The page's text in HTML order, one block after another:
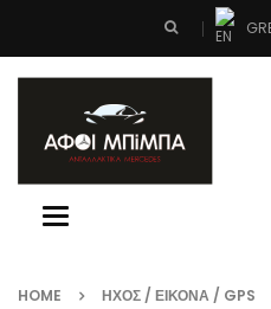
Toggle
HOME ΉΧΟΣ / ΕΙΚΌΝΑ / GPS